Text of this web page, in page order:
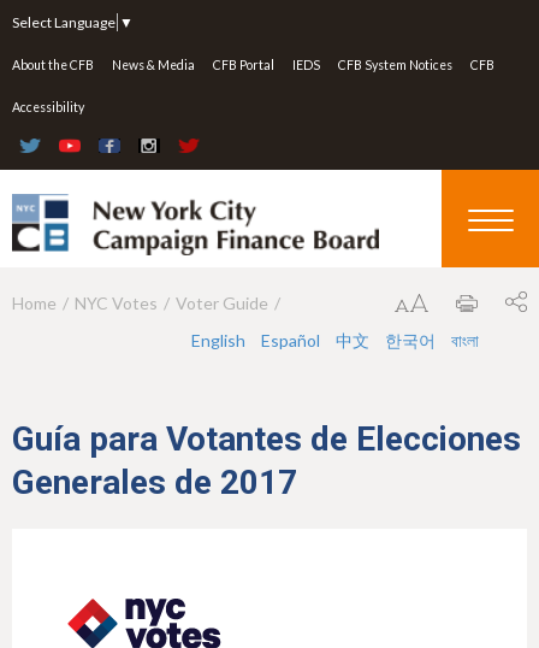
Select Language ▼
About the CFB News & Media CFB Portal IEDS CFB System Notices CFB
Accessibility
Y
a
r
Home NYC Votes
Voter Guide
English
Español 中文 한국어 বাংলা
Guía para Votantes de Elecciones
Generales de 2017